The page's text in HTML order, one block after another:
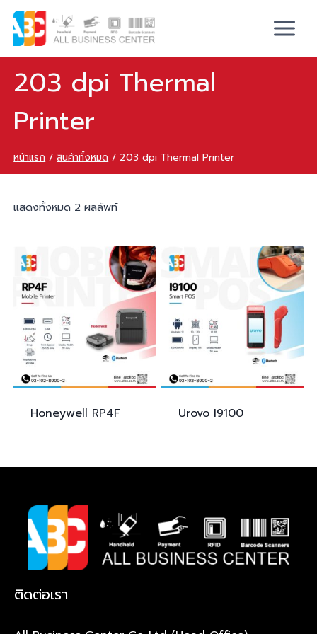
203 dpi Thermal
Printer
หน้าแรก / สินค้าทั้งหมด / 203 dpi Thermal Printer
แสดงทั้งหมด 2 ผลลัพท์
Honeywell RP4F Urovo I9100
ติดต่อเรา